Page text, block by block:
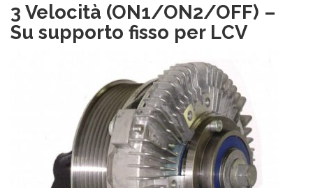
3 Velocità (ON1/ON2/OFF) –
Su supporto fisso per LCV